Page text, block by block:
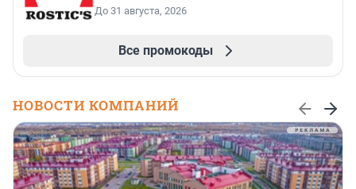
До 31 августа, 2026
Все промокоды
НОВОСТИ КОМПАНИЙ